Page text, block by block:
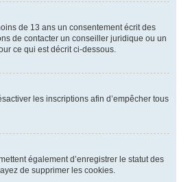
de 13 ans un consentement écrit des
de contacter un conseiller juridique ou un
ce qui est décrit ci-dessous.
les inscriptions afin d’empêcher tous
également d’enregistrer le statut des
de supprimer les cookies.